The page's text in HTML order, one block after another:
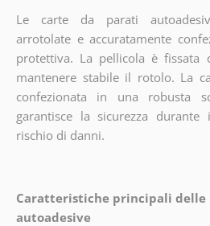
Le carte da parati
arrotolate e accuratamente
protettiva. La pellicola è fissata
mantenere stabile il rotolo. La
confezionata in una robusta
garantisce la sicurezza
rischio di danni.
Caratteristiche principali
autoadesive